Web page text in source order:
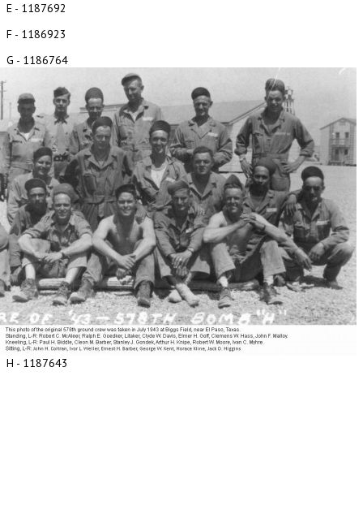
E - 1187692
F - 1186923
G - 1186764
H - 1187643